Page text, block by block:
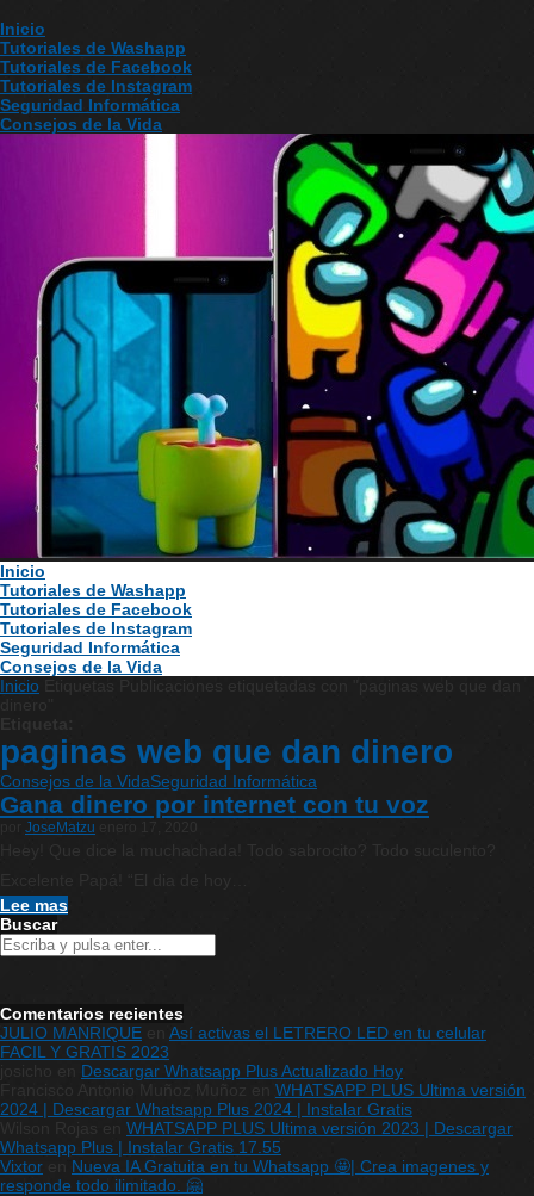
Inicio
Tutoriales de Washapp
Tutoriales de Facebook
Tutoriales de Instagram
Seguridad Informática
Consejos de la Vida
Inicio
Tutoriales de Washapp
Tutoriales de Facebook
Tutoriales de Instagram
Seguridad Informática
Consejos de la Vida
Inicio
paginas web que dan dinero
Consejos de la VidaSeguridad Informática
Gana dinero por internet con tu voz
JoseMatzu
Heey! Que dice la muchachada! Todo sabrocito? Todo suculento?
Lee mas
Buscar
Comentarios recientes
JULIO MANRIQUE
Así activas el LETRERO LED en tu celular
FACIL Y GRATIS 2023
Descargar Whatsapp Plus Actualizado Hoy
WHATSAPP PLUS Ultima versión
2024 | Descargar Whatsapp Plus 2024 | Instalar Gratis
WHATSAPP PLUS Ultima versión 2023 | Descargar
Whatsapp Plus | Instalar Gratis 17.55
Vixtor
Nueva IA Gratuita en tu Whatsapp 🤩| Crea imagenes y
responde todo ilimitado. 🤗